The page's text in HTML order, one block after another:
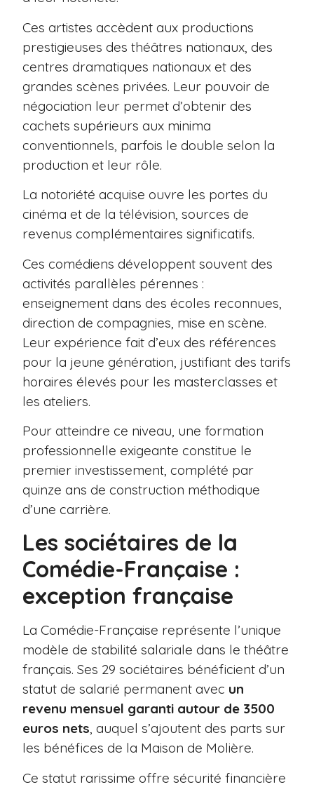
Ces artistes accèdent aux productions
prestigieuses des théâtres nationaux, des
centres dramatiques nationaux et des
grandes scènes privées. Leur pouvoir de
négociation leur permet d’obtenir des
cachets supérieurs aux minima
conventionnels, parfois le double selon la
production et leur rôle.
La notoriété acquise ouvre les portes du
cinéma et de la télévision, sources de
revenus complémentaires significatifs.
Ces comédiens développent souvent des
activités parallèles pérennes :
enseignement dans des écoles reconnues,
direction de compagnies, mise en scène.
Leur expérience fait d’eux des références
pour la jeune génération, justifiant des tarifs
horaires élevés pour les masterclasses et
les ateliers.
Pour atteindre ce niveau, une formation
professionnelle exigeante constitue le
premier investissement, complété par
quinze ans de construction méthodique
d’une carrière.
Les sociétaires de la
Comédie-Française :
exception française
La Comédie-Française représente l’unique
modèle de stabilité salariale dans le théâtre
français. Ses 29 sociétaires bénéficient d’un
statut de salarié permanent avec un
revenu mensuel garanti autour de 3500
euros nets, auquel s’ajoutent des parts sur
les bénéfices de la Maison de Molière.
Ce statut rarissime offre sécurité financière